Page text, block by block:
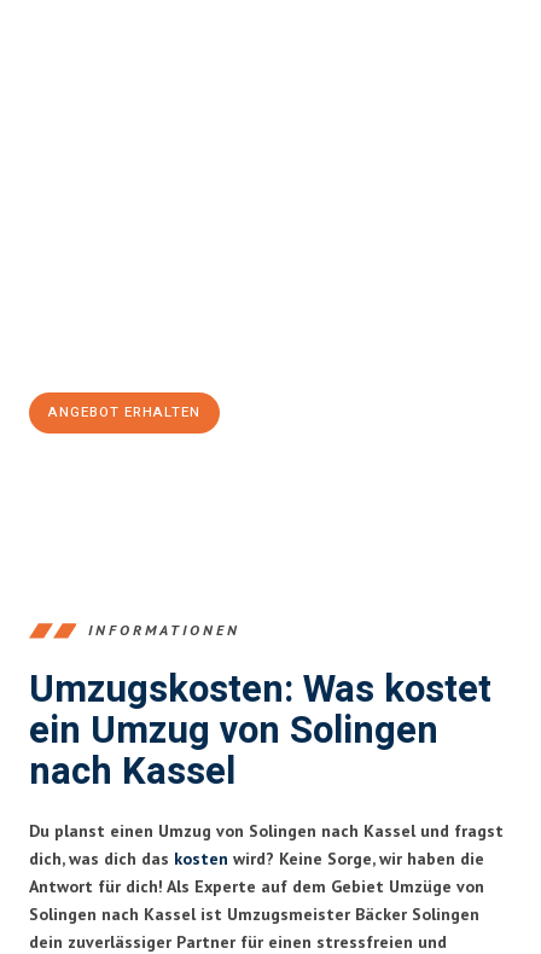
ANGEBOT ERHALTEN
INFORMATIONEN
Umzugskosten: Was kostet
ein Umzug von Solingen
nach Kassel
Du planst einen Umzug von Solingen nach Kassel und fragst
dich, was dich das kosten wird? Keine Sorge, wir haben die
Antwort für dich! Als Experte auf dem Gebiet Umzüge von
Solingen nach Kassel ist Umzugsmeister Bäcker Solingen
dein zuverlässiger Partner für einen stressfreien und